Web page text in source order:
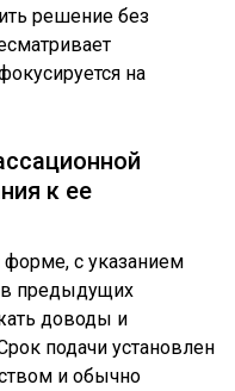
решение без
на
к ее
с указанием
в предыдущих
доводы и
подачи установлен
и обычно